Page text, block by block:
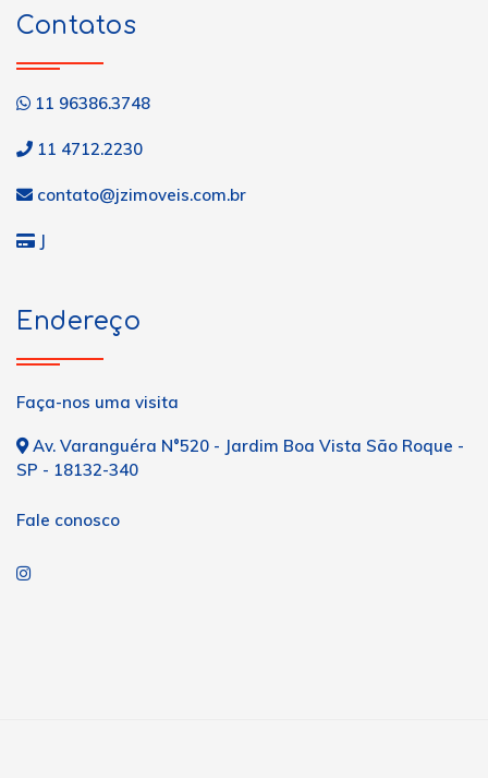
Contatos
11 96386.3748
11 4712.2230
contato@jzimoveis.com.br
J
Endereço
Faça-nos uma visita
Av. Varanguéra N°520 - Jardim Boa Vista São Roque -
SP - 18132-340
Fale conosco